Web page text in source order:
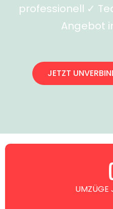
professionell ✓
Angebot
JETZT
UMZÜGE